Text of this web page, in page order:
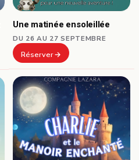
Une matinée ensoleillée
DU 26 AU 27 SEPTEMBRE
Réserver